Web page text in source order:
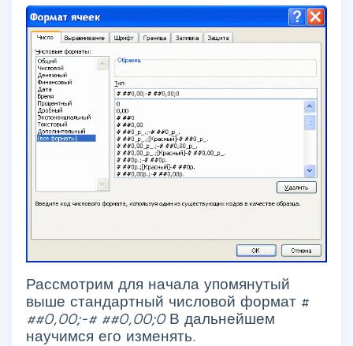
Рассмотрим для начала упомянутый
выше стандартный числовой формат #
##0,00;-# ##0,00;0 В дальнейшем
научимся его изменять.